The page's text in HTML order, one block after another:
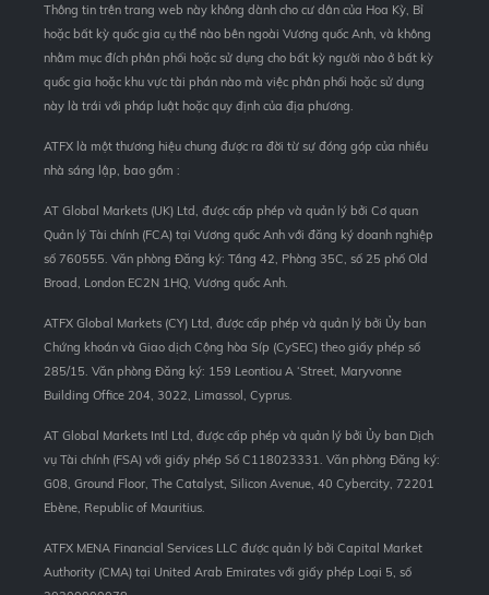
Thông tin trên trang web này không dành cho cư dân của Hoa Kỳ, Bỉ
hoặc bất kỳ quốc gia cụ thể nào bên ngoài Vương quốc Anh, và không
nhằm mục đích phân phối hoặc sử dụng cho bất kỳ người nào ở bất kỳ
quốc gia hoặc khu vực tài phán nào mà việc phân phối hoặc sử dụng
này là trái với pháp luật hoặc quy định của địa phương.
ATFX là một thương hiệu chung được ra đời từ sự đóng góp của nhiều
nhà sáng lập, bao gồm :
AT Global Markets (UK) Ltd, được cấp phép và quản lý bởi Cơ quan
Quản lý Tài chính (FCA) tại Vương quốc Anh với đăng ký doanh nghiệp
số 760555. Văn phòng Đăng ký: Tầng 42, Phòng 35C, số 25 phố Old
Broad, London EC2N 1HQ, Vương quốc Anh.
ATFX Global Markets (CY) Ltd, được cấp phép và quản lý bởi Ủy ban
Chứng khoán và Giao dịch Cộng hòa Síp (CySEC) theo giấy phép số
285/15. Văn phòng Đăng ký: 159 Leontiou A ‘Street, Maryvonne
Building Office 204, 3022, Limassol, Cyprus.
AT Global Markets Intl Ltd, được cấp phép và quản lý bởi Ủy ban Dịch
vụ Tài chính (FSA) với giấy phép Số C118023331. Văn phòng Đăng ký:
G08, Ground Floor, The Catalyst, Silicon Avenue, 40 Cybercity, 72201
Ebène, Republic of Mauritius.
ATFX MENA Financial Services LLC được quản lý bởi Capital Market
Authority (CMA) tại United Arab Emirates với giấy phép Loại 5, số